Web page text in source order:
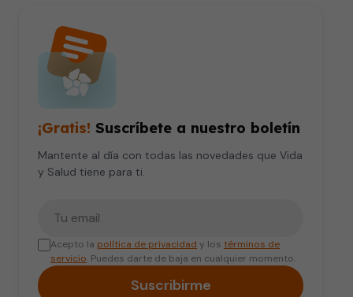
¡Gratis! Suscríbete a nuestro boletín
Mantente al día con todas las novedades que Vida
y Salud tiene para ti.
Acepto la política de privacidad y los términos de
servicio. Puedes darte de baja en cualquier momento.
Suscribirme